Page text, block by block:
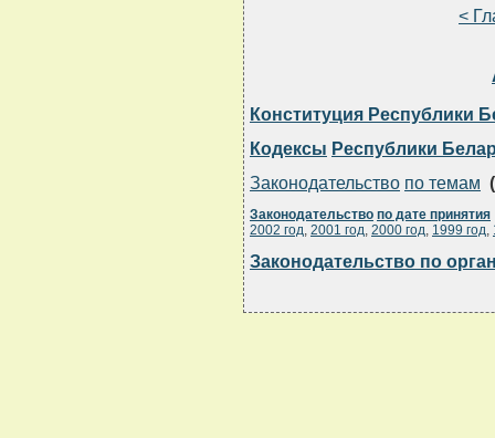
<
Конституция Республики
Кодексы Республики
Законодательство по темам (
Законодательство по дате принятия
2002 год, 2001 год, 2000 год, 1999 год,
Законодательство по